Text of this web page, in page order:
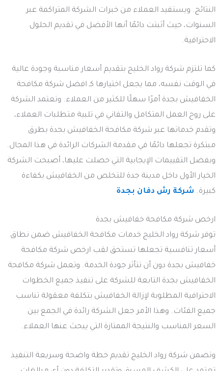
النتائج. ويستفيد العملاء من خبرات الشركة المتراكمة عبر
السنوات، حيث أثبتت دائمًا أنها الأفضل في تقديم الحلول
الاحترافية.
كما تلتزم شركة رواد الخليج بتقديم أسعار مناسبة وجودة عالية
في الوقت نفسه، مما يجعل اختيارها كـ افضل شركة مكافحة
الخفافيش بجدة أمرًا سهلًا للكثير من العملاء. وتعتمد الشركة
على روح العمل المتكامل والتفاني في تلبية متطلبات العملاء،
وتقدم خدماتها عبر شركة مكافحة الخفافيش بجدة بطرق
مبتكرة تجعلها دائمًا في مقدمة الشركات الرائدة في هذا المجال.
وبفضل التقييمات الإيجابية التي حصلت عليها، أصبحت الشركة
الخيار الأول داخل مدينة جدة للتخلص من الخفافيش بكفاءة
كبيرة. شركة رش دفان بجدة
ارخص شركة مكافحة خفافيش بجدة
توفر شركة رواد الخليج خدمات مكافحة الخفافيش ضمن نطاق
أسعار تنافسية تجعلها تستحق لقب ارخص شركة مكافحة
خفافيش بجدة دون أن تتأثر جودة الخدمة. وتعمل شركة مكافحة
الخفافيش بجدة التابعة للشركة على تنفيذ جميع الخطوات
الاحترافية المطلوبة لإزالة الخفافيش بتكلفة معقولة تناسب
جميع الفئات. وهذا الأمر جعل الشركة رائدة في الجمع بين
السعر المناسب والنتيجة الممتازة التي يبحث عنها العملاء.
وتضمن شركة رواد الخليج تقديم خطة واضحة وسريعة التنفيذ